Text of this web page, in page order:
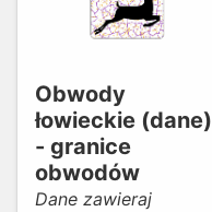
Obwody
łowieckie (dane)
- granice
obwodów
Dane zawieraj